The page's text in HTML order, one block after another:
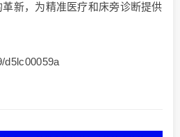
新，为精准医疗和床旁诊断提供
d5lc00059a